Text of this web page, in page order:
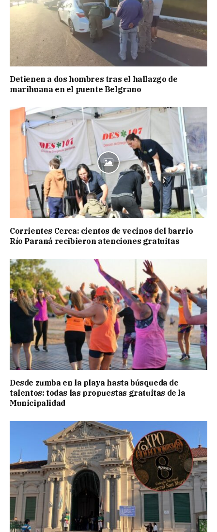
Detienen a dos hombres tras el hallazgo de
marihuana en el puente Belgrano
Corrientes Cerca: cientos de vecinos del barrio
Río Paraná recibieron atenciones gratuitas
Desde zumba en la playa hasta búsqueda de
talentos: todas las propuestas gratuitas de la
Municipalidad